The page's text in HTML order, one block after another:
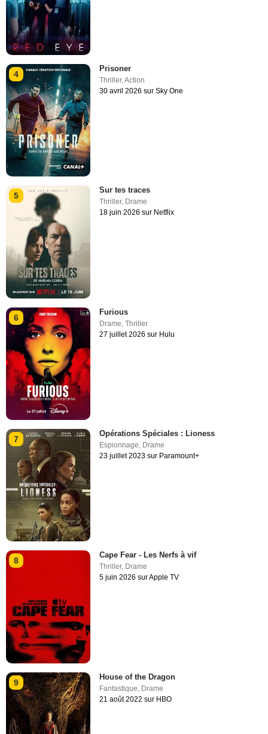
4
Prisoner
Thriller,Action
30 avril 2026 sur Sky One
5
Sur tes traces
Thriller, Drame
18 juin 2026 sur Netflix
6
Furious
Drame ,Thriller
27 juillet 2026 sur Hulu
7
Opérations Spéciales : Lioness
Espionnage, Drame
23 juillet 2023 sur Paramount+
8
Cape Fear - Les Nerfs à vif
Thriller, Drame
5 juin 2026 sur Apple TV
9
House of the Dragon
Fantastique Drame
21 août 2022 sur HBO